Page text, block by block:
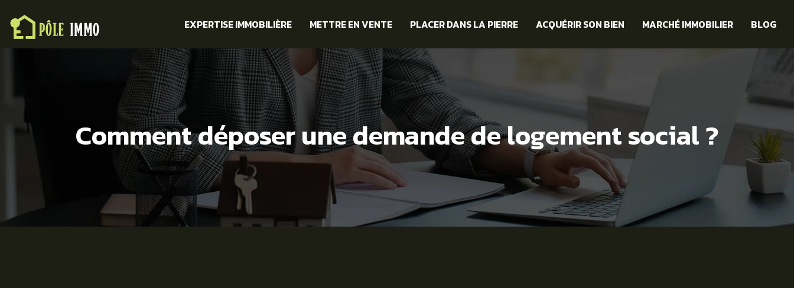
EXPERTISE IMMOBILIÈRE METTRE EN VENTE PLACER DANS LA PIERRE ACQUÉRIR SON BIEN MARCHÉ IMMOBILIER BLOG
Comment déposer une demande de logement social ?